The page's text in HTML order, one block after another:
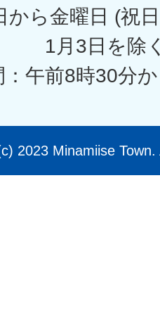
から金曜日 (祝
1月3日を除
：午前8時30分
2023 Minamiise